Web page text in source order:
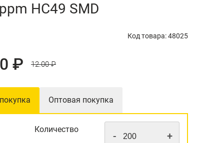
HC49 SMD
Код товара: 48025
₽ 12.00 ₽
Оптовая покупка
Количество
- +